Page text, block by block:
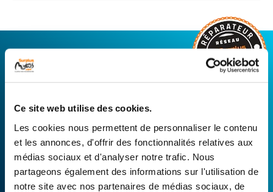
Ce site web utilise des cookies.
Les cookies nous permettent de personnaliser le contenu
et les annonces, d'offrir des fonctionnalités relatives aux
médias sociaux et d'analyser notre trafic. Nous
partageons également des informations sur l'utilisation de
notre site avec nos partenaires de médias sociaux, de
CONNECTEZ-VOUS AVEC VOTRE
RÉPARATEUR FAVORI
Avec Surplus Motos, bénéficiez de l’expertise
Distributeurs. De l’achat depièces scooters
d’occasion garanties à la révision complète de
votre 2 roues, trouvez le garage le plus proche de
chez vous.